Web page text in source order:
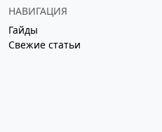
НАВИГАЦИЯ
Гайды
Свежие статьи